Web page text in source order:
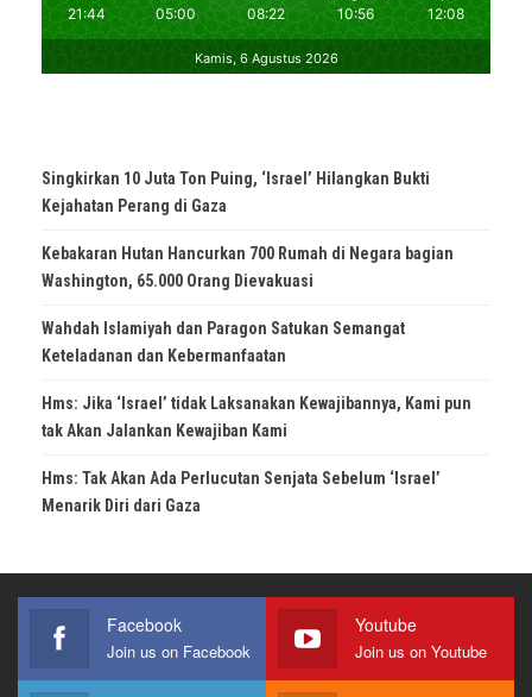
Singkirkan 10 Juta Ton Puing, ‘Israel’ Hilangkan Bukti
Kejahatan Perang di Gaza
Kebakaran Hutan Hancurkan 700 Rumah di Negara bagian
Washington, 65.000 Orang Dievakuasi
Wahdah Islamiyah dan Paragon Satukan Semangat
Keteladanan dan Kebermanfaatan
Hms: Jika ‘Israel’ tidak Laksanakan Kewajibannya, Kami pun
tak Akan Jalankan Kewajiban Kami
Hms: Tak Akan Ada Perlucutan Senjata Sebelum ‘Israel’
Menarik Diri dari Gaza
Facebook
Join us on Facebook
Youtube
Join us on Youtube